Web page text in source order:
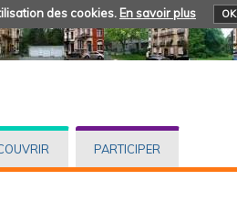
des cookies. En savoir plus OK
PARTICIPER